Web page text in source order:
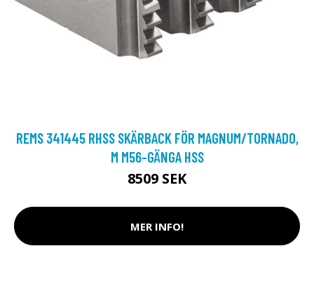
REMS 341445 RHSS SKÄRBACK FÖR MAGNUM/TORNADO,
M M56-GÄNGA HSS
8509 SEK
MER INFO!